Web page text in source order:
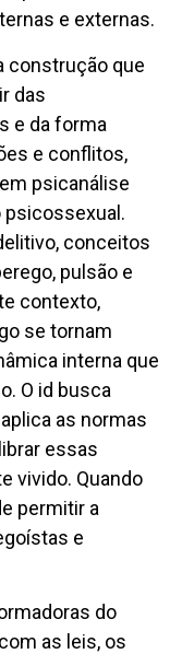
e externas.
construção que
das
e da forma
e conflitos,
psicanálise
conceitos
pulsão e
contexto,
se tornam
interna que
O id busca
as normas
essas
vivido. Quando
permitir a
e
do
as leis, os